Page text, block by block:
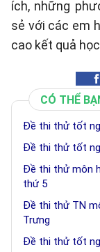
ích, những
sẻ với các em
cao kết quả
CÓ THỂ
Đề thi thử tốt
Đề thi thử tốt
Đề thi thử môn
thứ 5
Đề thi thử TN
Trưng
Đề thi thử tốt